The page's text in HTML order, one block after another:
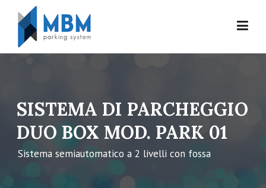
Skip to content
SISTEMA DI PARCHEGGIO
DUO BOX MOD. PARK 01
Sistema semiautomatico a 2 livelli con fossa